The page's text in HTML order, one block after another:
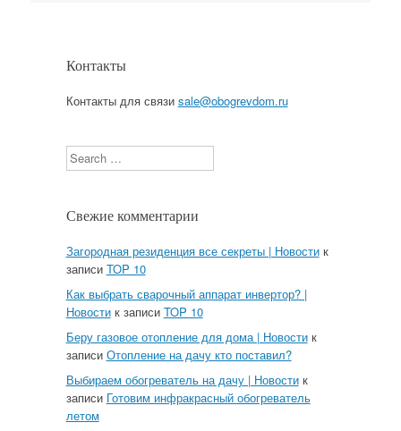
Контакты
Контакты для связи sale@obogrevdom.ru
Search
Свежие комментарии
Загородная резиденция все секреты | Новостик
записи TOP 10
Как выбрать сварочный аппарат инвертор? |
Новостик записи TOP 10
Беру газовое отопление для дома | Новостик
записи Отопление на дачу кто поставил?
Выбираем обогреватель на дачу | Новостик
записи Готовим инфракрасный обогреватель
летом